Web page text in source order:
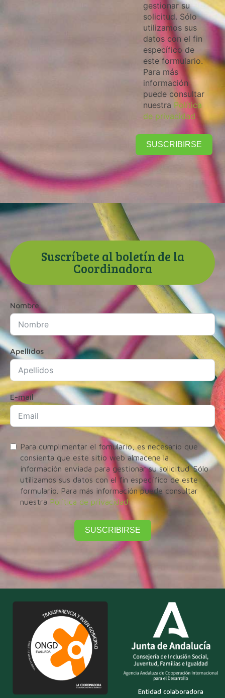
gestionar su
solicitud. Sólo
utilizamos sus
datos con el fin
específico de
este formulario.
Para más
información
puede consultar
nuestra Política
de privacidad
SUSCRIBIRSE
Suscríbete al boletín de la
Coordinadora
Nombre
Apellidos
E-mail
Para cumplimentar el fomulario, es necesario que
consienta que este sitio web almacene la
información enviada para gestionar su solicitud. Sólo
utilizamos sus datos con el fin específico de este
formulario. Para más información puede consultar
nuestra Política de privacidad
SUSCRIBIRSE
Entidad colaboradora